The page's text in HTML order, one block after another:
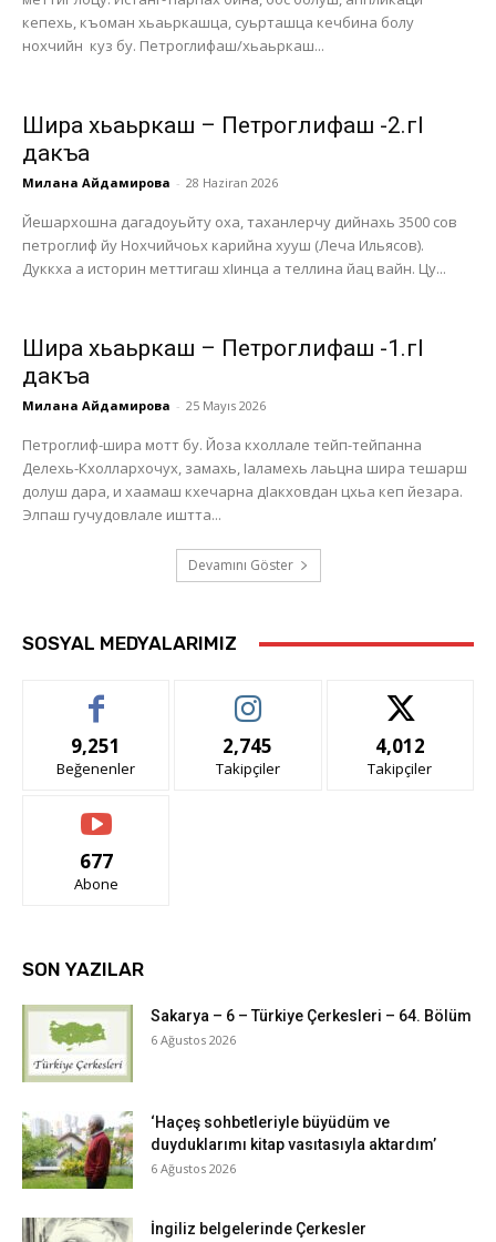
кепехь, къоман хьаьркашца, суьрташца кечбина болу
нохчийн куз бу. Петроглифаш/хьаьркаш...
Шира хьаьркаш – Петроглифаш -2.гI
дакъа
Милана Айдамирова - 28 Haziran 2026
Йешархошна дагадоуьйту оха, таханлерчу дийнахь 3500 сов
петроглиф йу Нохчийчоьх карийна хууш (Леча Ильясов).
Дуккха а историн меттигаш хІинца а теллина йац вайн. Цу...
Шира хьаьркаш – Петроглифаш -1.гI
дакъа
Милана Айдамирова - 25 Mayıs 2026
Петроглиф-шира мотт бу. Йоза кхоллале тейп-тейпанна
Делехь-Кхоллархочух, замахь, Іаламехь лаьцна шира тешарш
долуш дара, и хаамаш кхечарна дІакховдан цхьа кеп йезара.
Элпаш гучудовлале иштта...
Devamını Göster
SOSYAL MEDYALARIMIZ
9,251
Beğenenler
2,745
Takipçiler
4,012
Takipçiler
677
Abone
SON YAZILAR
Sakarya – 6 – Türkiye Çerkesleri – 64. Bölüm
6 Ağustos 2026
‘Haçeş sohbetleriyle büyüdüm ve
duyduklarımı kitap vasıtasıyla aktardım’
6 Ağustos 2026
İngiliz belgelerinde Çerkesler